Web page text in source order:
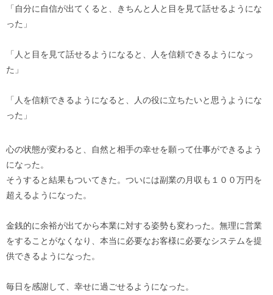
「自分に自信が出てくると、きちんと人と目を見て話せるようにな
った」
「人と目を見て話せるようになると、人を信頼できるようになっ
た」
「人を信頼できるようになると、人の役に立ちたいと思うようにな
った」
心の状態が変わると、自然と相手の幸せを願って仕事ができるよう
になった。
そうすると結果もついてきた。ついには副業の月収も１００万円を
超えるようになった。
金銭的に余裕が出てから本業に対する姿勢も変わった。無理に営業
をすることがなくなり、本当に必要なお客様に必要なシステムを提
供できるようになった。
毎日を感謝して、幸せに過ごせるようになった。